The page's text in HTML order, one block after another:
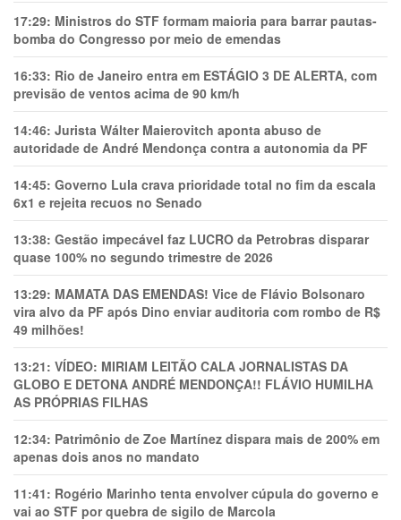
17:29: Ministros do STF formam maioria para barrar pautas-
bomba do Congresso por meio de emendas
16:33: Rio de Janeiro entra em ESTÁGIO 3 DE ALERTA, com
previsão de ventos acima de 90 km/h
14:46: Jurista Wálter Maierovitch aponta abuso de
autoridade de André Mendonça contra a autonomia da PF
14:45: Governo Lula crava prioridade total no fim da escala
6x1 e rejeita recuos no Senado
13:38: Gestão impecável faz LUCRO da Petrobras disparar
quase 100% no segundo trimestre de 2026
13:29: MAMATA DAS EMENDAS! Vice de Flávio Bolsonaro
vira alvo da PF após Dino enviar auditoria com rombo de R$
49 milhões!
13:21: VÍDEO: MIRIAM LEITÃO CALA JORNALISTAS DA
GLOBO E DETONA ANDRÉ MENDONÇA!! FLÁVIO HUMILHA
AS PRÓPRIAS FILHAS
12:34: Patrimônio de Zoe Martínez dispara mais de 200% em
apenas dois anos no mandato
11:41: Rogério Marinho tenta envolver cúpula do governo e
vai ao STF por quebra de sigilo de Marcola